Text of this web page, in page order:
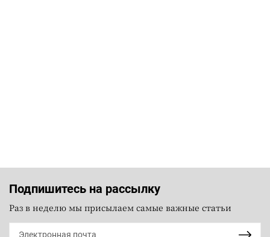
Подпишитесь на рассылку
Раз в неделю мы присылаем самые важные статьи